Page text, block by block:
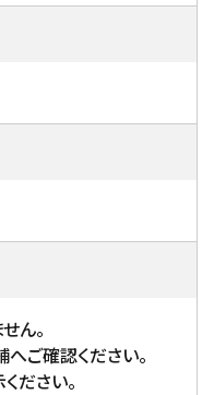
ん。
ご確認ください。
ださい。